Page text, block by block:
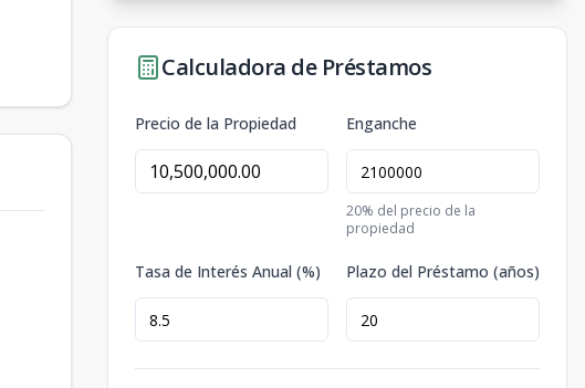
Calculadora de Préstamos
Precio de la Propiedad Enganche
20% del precio de la
propiedad
Tasa de Interés Anual (%) Plazo del Préstamo (años)